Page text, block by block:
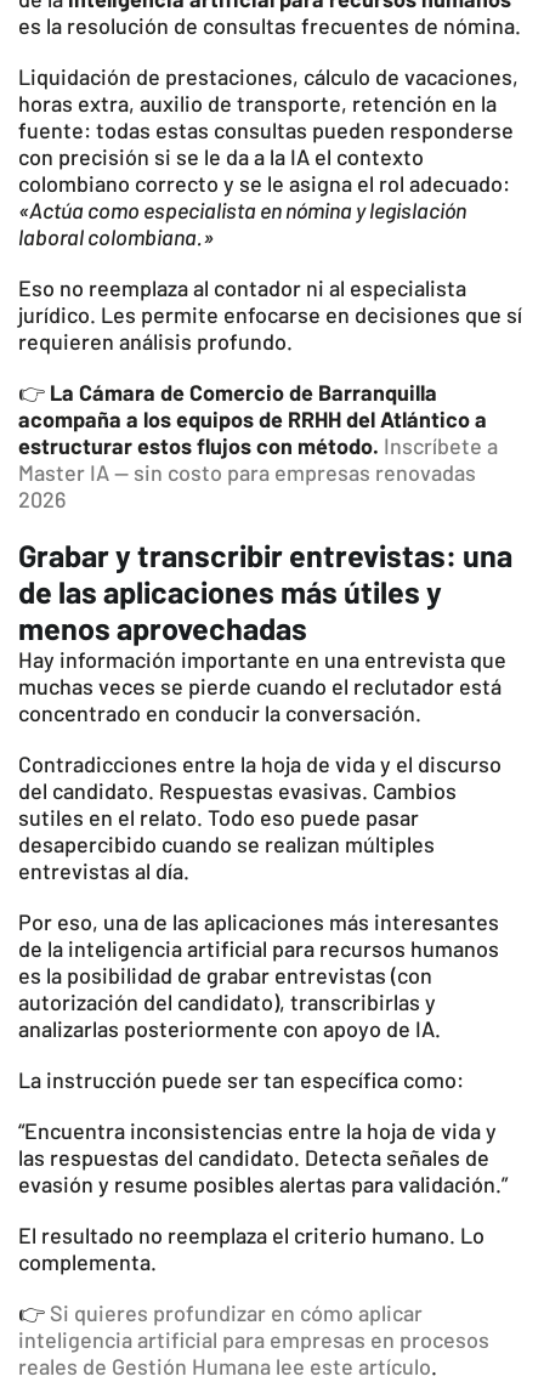
es la resolución de consultas frecuentes de nómina.
Liquidación de prestaciones, cálculo de vacaciones,
horas extra, auxilio de transporte, retención en la
fuente: todas estas consultas pueden responderse
con precisión si se le da a la IA el contexto
colombiano correcto y se le asigna el rol adecuado:
«Actúa como especialista en nómina y legislación
laboral colombiana.»
Eso no reemplaza al contador ni al especialista
jurídico. Les permite enfocarse en decisiones que sí
requieren análisis profundo.
👉 La Cámara de Comercio de Barranquilla
acompaña a los equipos de RRHH del Atlántico a
estructurar estos flujos con método. Inscríbete a
Master IA — sin costo para empresas renovadas
2026
Grabar y transcribir entrevistas: una
de las aplicaciones más útiles y
menos aprovechadas
Hay información importante en una entrevista que
muchas veces se pierde cuando el reclutador está
concentrado en conducir la conversación.
Contradicciones entre la hoja de vida y el discurso
del candidato. Respuestas evasivas. Cambios
sutiles en el relato. Todo eso puede pasar
desapercibido cuando se realizan múltiples
entrevistas al día.
Por eso, una de las aplicaciones más interesantes
de la inteligencia artificial para recursos humanos
es la posibilidad de grabar entrevistas (con
autorización del candidato), transcribirlas y
analizarlas posteriormente con apoyo de IA.
La instrucción puede ser tan específica como:
“Encuentra inconsistencias entre la hoja de vida y
las respuestas del candidato. Detecta señales de
evasión y resume posibles alertas para validación.”
El resultado no reemplaza el criterio humano. Lo
complementa.
👉 Si quieres profundizar en cómo aplicar
inteligencia artificial para empresas en procesos
reales de Gestión Humana lee este artículo.